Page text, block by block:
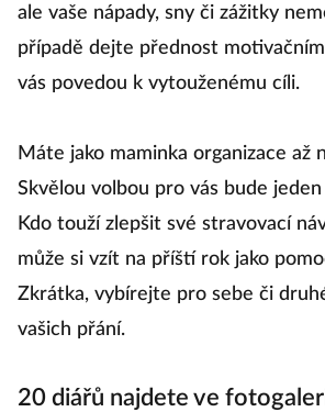
ale vaše nápady, sny či zážitky
případě dejte přednost
vás povedou k vytouženému cíli.
Máte jako maminka organizace až
Skvělou volbou pro vás bude
Kdo touží zlepšit své stravovací
může si vzít na příští rok jako
Zkrátka, vybírejte pro sebe či
vašich přání.
20 diářů najdete ve